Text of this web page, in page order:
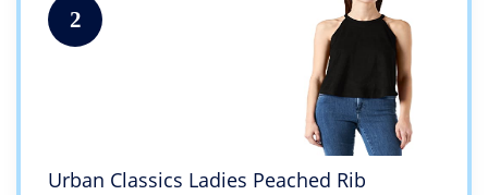
2
Urban Classics Ladies Peached Rib